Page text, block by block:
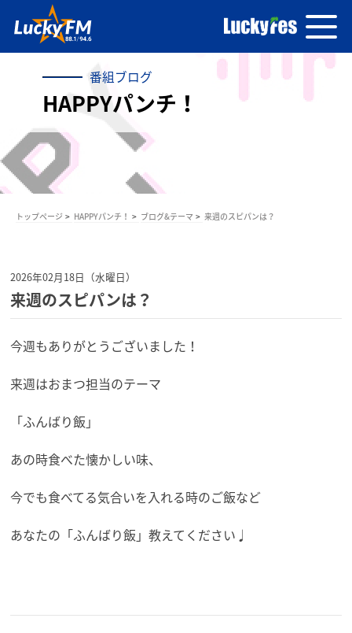
番組ブログ
HAPPYパンチ！
トップページ HAPPYパンチ！ ブログ&テーマ 来週のスピパンは？
2026年02月18日（水曜日）
来週のスピパンは？
今週もありがとうございました！
来週はおまつ担当のテーマ
「ふんばり飯」
あの時食べた懐かしい味、
今でも食べてる気合いを入れる時のご飯など
あなたの「ふんばり飯」教えてください♩